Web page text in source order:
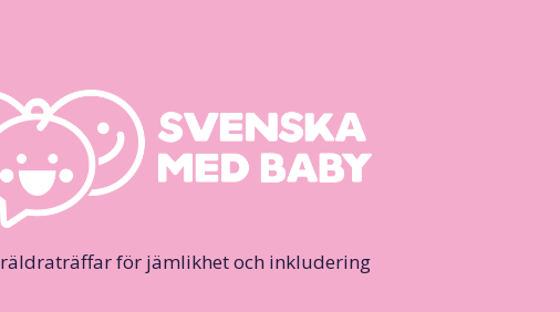
för jämlikhet och inkludering.